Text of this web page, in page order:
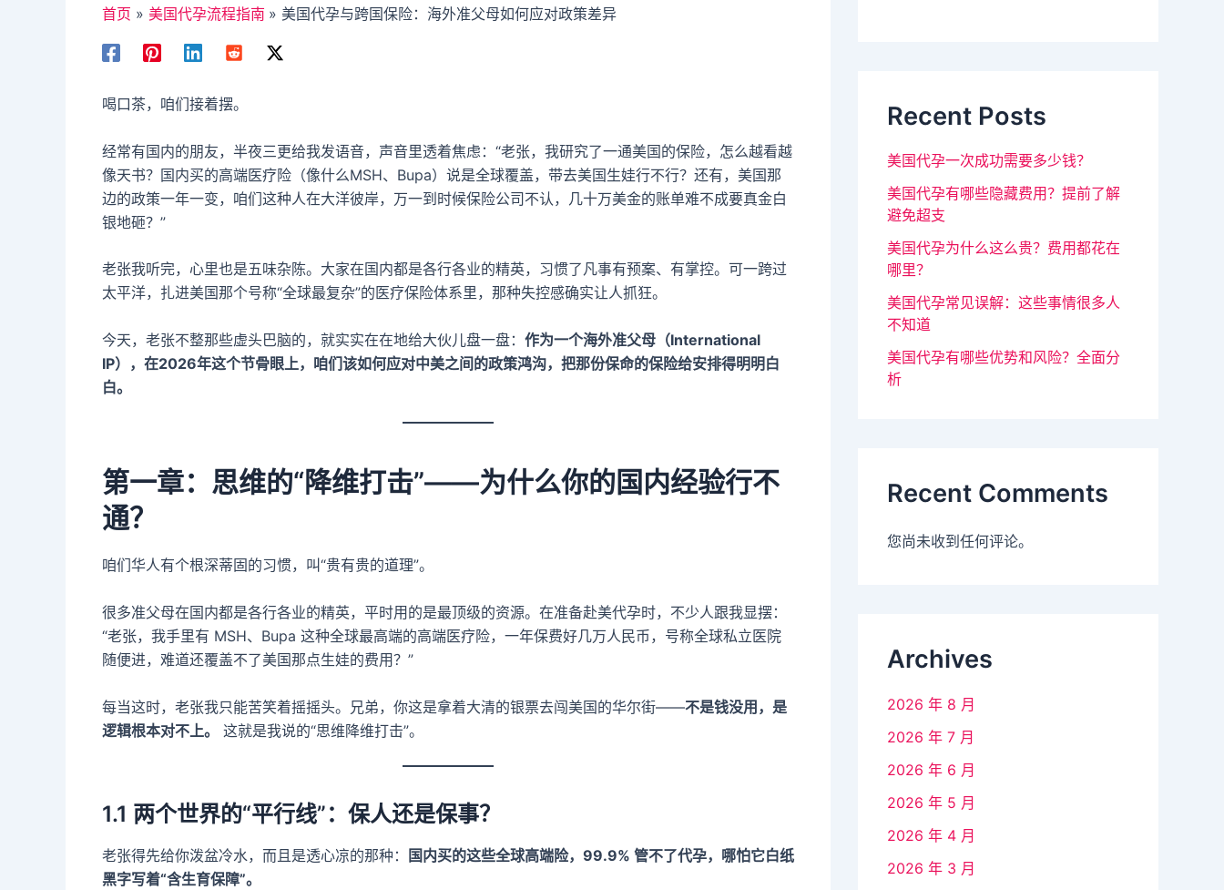
首页 美国代孕流程指南 美国代孕与跨国保险：海外准父母如何应对政策差异
喝口茶，咱们接着摆。
经常有国内的朋友，半夜三更给我发语音，声音里透着焦虑：“老张，我研究了一通美国的保险，怎么越看越
像天书？国内买的高端医疗险（像什么MSH、Bupa）说是全球覆盖，带去美国生娃行不行？还有，美国那
边的政策一年一变，咱们这种人在大洋彼岸，万一到时候保险公司不认，几十万美金的账单难不成要真金白
银地砸？”
老张我听完，心里也是五味杂陈。大家在国内都是各行各业的精英，习惯了凡事有预案、有掌控。可一跨过
太平洋，扎进美国那个号称“全球最复杂”的医疗保险体系里，那种失控感确实让人抓狂。
今天，老张不整那些虚头巴脑的，就实实在在地给大伙儿盘一盘： 作为一个海外准父母（International
IP），在2026年这个节骨眼上，咱们该如何应对中美之间的政策鸿沟，把那份保命的保险给安排得明明白
白。
第一章：思维的“降维打击”——为什么你的国内经验行不
通？
咱们华人有个根深蒂固的习惯，叫“贵有贵的道理”。
很多准父母在国内都是各行各业的精英，平时用的是最顶级的资源。在准备赴美代孕时，不少人跟我显摆：
“老张，我手里有 MSH、Bupa 这种全球最高端的高端医疗险，一年保费好几万人民币，号称全球私立医院
随便进，难道还覆盖不了美国那点生娃的费用？”
每当这时，老张我只能苦笑着摇摇头。兄弟，你这是拿着大清的银票去闯美国的华尔街——不是钱没用，是
逻辑根本对不上。
这就是我说的“思维降维打击”。
1.1 两个世界的“平行线”：保人还是保事？
老张得先给你泼盆冷水，而且是透心凉的那种：
国内买的这些全球高端险，99.9% 管不了代孕，哪怕它白纸
黑字写着“含生育保障”。
空
。
Recent Posts
美国代孕一次成功需要多少钱？
美国代孕有哪些隐藏费用？提前了解
避免超支
美国代孕为什么这么贵？费用都花在
哪里？
美国代孕常见误解：这些事情很多人
不知道
美国代孕有哪些优势和风险？全面分
析
Recent Comments
您尚未收到任何评论。
Archives
2026 年 8 月
2026 年 7 月
2026 年 6 月
2026 年 5 月
2026 年 4 月
2026 年 3 月